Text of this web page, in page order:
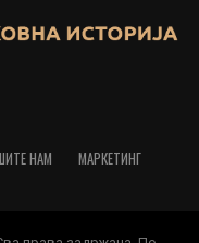
НАМ МАРКЕТИНГ